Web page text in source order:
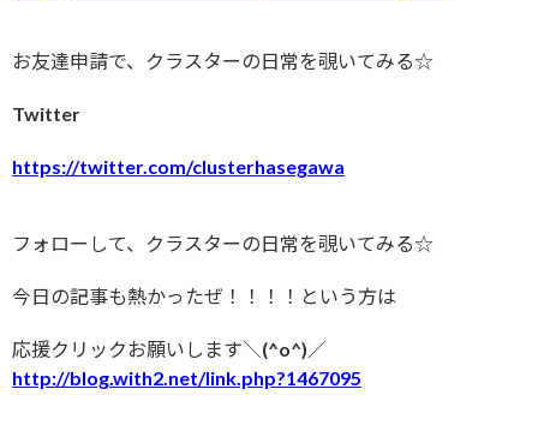
お友達申請で、クラスターの日常を覗いてみる☆
Twitter
https://twitter.com/clusterhasegawa
フォローして、クラスターの日常を覗いてみる☆
今日の記事も熱かったぜ！！！！という方は
応援クリックお願いします＼(^o^)／
http://blog.with2.net/link.php?1467095